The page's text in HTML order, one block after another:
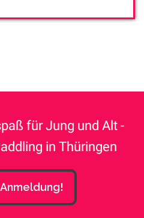
für Jung und Alt -
in Thüringen